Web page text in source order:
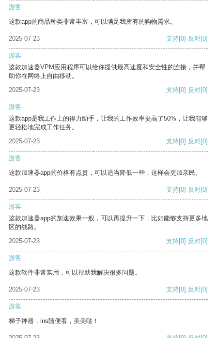
游客
这款app的商品种类非常丰富，可以满足我所有的购物需求。
2025-07-23 支持[0] 反对[0]
游客
这款加速器VPM应用程序可以给你提供最高速度和安全性的连接，并帮
助你在网络上自由移动。
2025-07-23
支持[0] 反对[0]
游客
这款app是我工作上的得力助手，让我的工作效率提高了50%，让我能够
更轻松地完成工作任务。
2025-07-23
支持[0] 反对[0]
游客
这款加速器app的价格有点贵，可以适当降低一些，这样会更加亲民。
2025-07-23 支持[0] 反对[0]
游客
这款加速器app的加速效果一般，可以再提升一下，比如能够支持更多地
区的线路。
2025-07-23
支持[0] 反对[0]
游客
这款软件非常实用，可以帮助我解决很多问题。
2025-07-23 支持[0] 反对[0]
游客
梯子神器，ins随便看，美美哒！